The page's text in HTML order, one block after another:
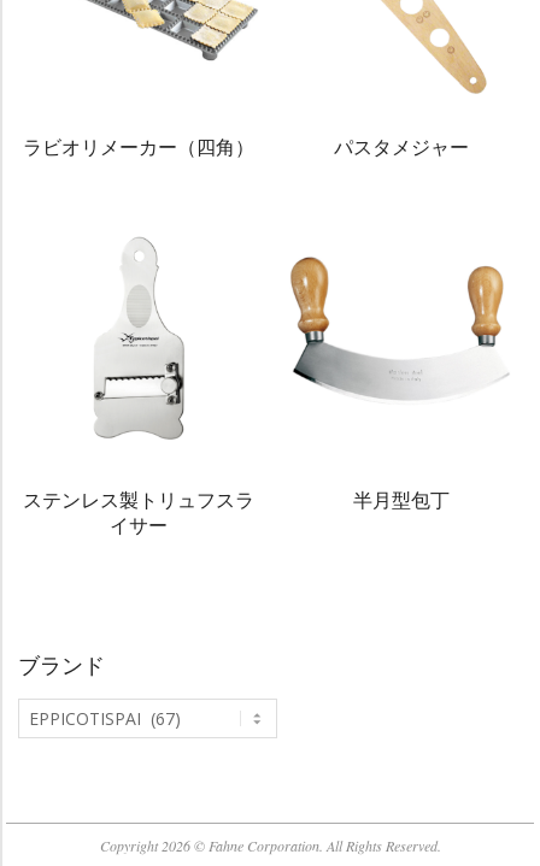
ラビオリメーカー（四角） パスタメジャー
ステンレス製トリュフスラ
イサー
半月型包丁
ブランド
Copyright 2026 © Fahne Corporation. All Rights Reserved.